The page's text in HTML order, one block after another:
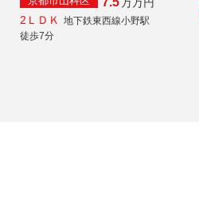
2ＬＤＫ
地下鉄東西線小野駅
徒歩7分